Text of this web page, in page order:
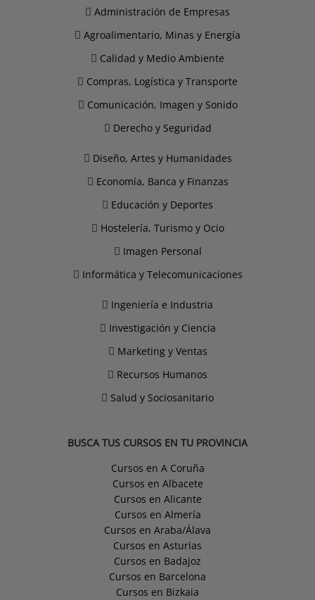
Administración de Empresas
Agroalimentario, Minas y Energía
Calidad y Medio Ambiente
Compras, Logística y Transporte
Comunicación, Imagen y Sonido
Derecho y Seguridad
Diseño, Artes y Humanidades
Economía, Banca y Finanzas
Educación y Deportes
Hostelería, Turismo y Ocio
Imagen Personal
Informática y Telecomunicaciones
Ingeniería e Industria
Investigación y Ciencia
Marketing y Ventas
Recursos Humanos
Salud y Sociosanitario
BUSCA TUS CURSOS EN TU PROVINCIA
Cursos en A Coruña
Cursos en Albacete
Cursos en Alicante
Cursos en Almería
Cursos en Araba/Álava
Cursos en Asturias
Cursos en Badajoz
Cursos en Barcelona
Cursos en Bizkaia